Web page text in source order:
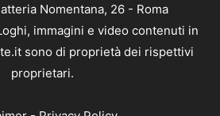
Nomentana, 26 - Roma
immagini e video contenuti in
sono di proprietà dei rispettivi
proprietari.